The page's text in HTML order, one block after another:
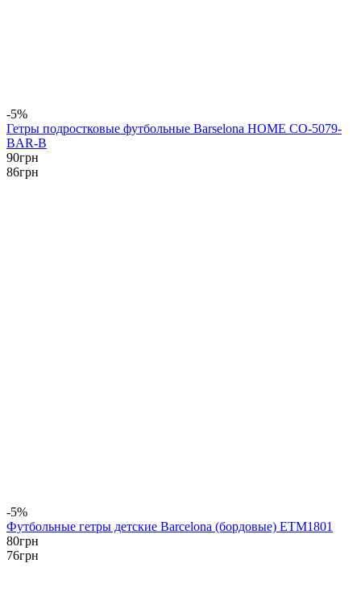
-5%
Гетры подростковые футбольные Barselona HOME CO-5079-
BAR-B
90грн
86грн
-5%
Футбольные гетры детские Barcelona (бордовые) ETM1801
80грн
76грн